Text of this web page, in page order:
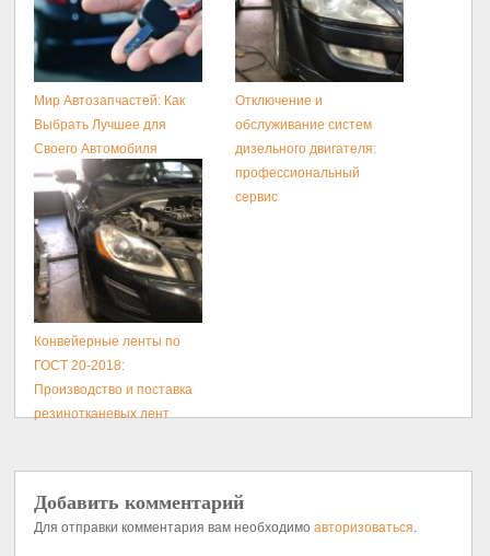
Мир Автозапчастей: Как
Выбрать Лучшее для
Своего Автомобиля
Отключение и
обслуживание систем
дизельного двигателя:
профессиональный
сервис
Конвейерные ленты по
ГОСТ 20-2018:
Производство и поставка
резинотканевых лент
Добавить комментарий
Для отправки комментария вам необходимоавторизоваться.